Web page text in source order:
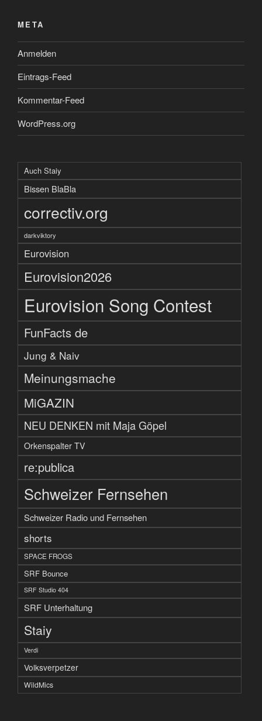
META
Anmelden
Eintrags-Feed
Kommentar-Feed
WordPress.org
Auch Staiy
Bissen BlaBla
correctiv.org
darkviktory
Eurovision
Eurovision2026
Eurovision Song Contest
FunFacts de
Jung & Naiv
Meinungsmache
MiGAZIN
NEU DENKEN mit Maja Göpel
Orkenspalter TV
re:publica
Schweizer Fernsehen
Schweizer Radio und Fernsehen
shorts
SPACE FROGS
SRF Bounce
SRF Studio 404
SRF Unterhaltung
Staiy
Verdi
Volksverpetzer
WildMics